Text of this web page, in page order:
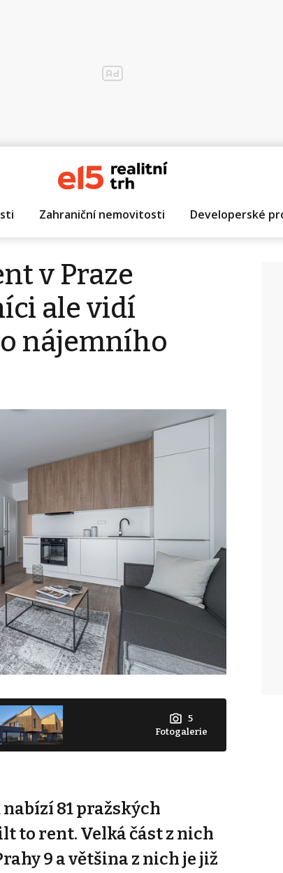
Zahraniční nemovitosti Developerské
v Praze
ale vidí
nájemního
5
Fotogalerie
81 pražských
to rent. Velká část z nich
9 a většina z nich je již